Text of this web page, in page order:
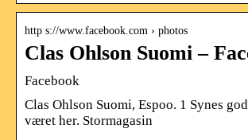
http s://www.facebook.com › photos
Clas Ohlson Suomi –
Facebook
Clas Ohlson Suomi, Espoo. 1 Synes
været her. Stormagasin